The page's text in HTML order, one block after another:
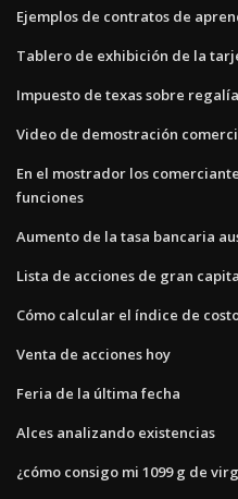
Ejemplos de contratos de
Tablero de exhibición de la
Impuesto de texas sobre
Video de demostración
En el mostrador los
funciones
Aumento de la tasa bancaria
Lista de acciones de gran
Cómo calcular el índice de
Venta de acciones hoy
Feria de la última fecha
Alces analizando existencias
¿cómo consigo mi 1099 g de